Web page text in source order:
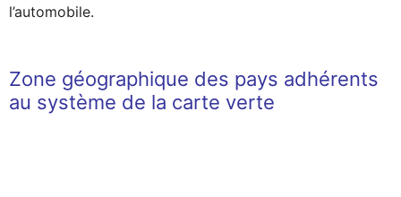
l’automobile.
Zone géographique des pays adhérents
au système de la carte verte